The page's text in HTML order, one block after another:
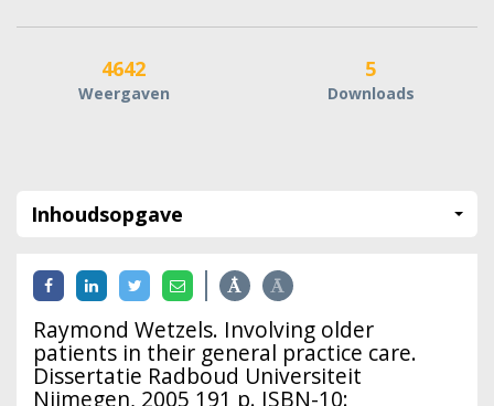
4642
Weergaven
5
Downloads
Inhoudsopgave
Raymond Wetzels. Involving older
patients in their general practice care.
Dissertatie Radboud Universiteit
Nijmegen, 2005 191 p. ISBN-10: